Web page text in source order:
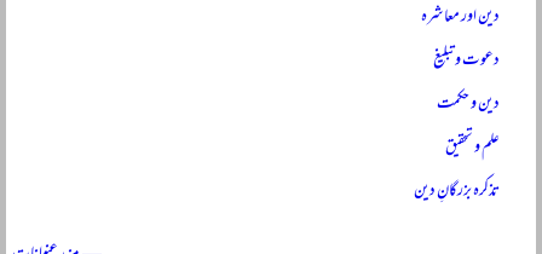
دین اور معاشرہ
دعوت و تبلیغ
دین و حکمت
علم و تحقیق
تذکرہ بزرگانِ دین